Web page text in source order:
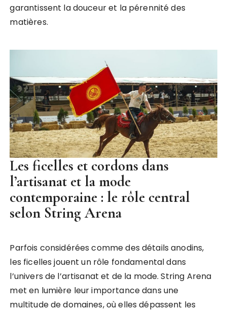
garantissent la douceur et la pérennité des
matières.
Les ficelles et cordons dans
l’artisanat et la mode
contemporaine : le rôle central
selon String Arena
Parfois considérées comme des détails anodins,
les ficelles jouent un rôle fondamental dans
l’univers de l’artisanat et de la mode. String Arena
met en lumière leur importance dans une
multitude de domaines, où elles dépassent les